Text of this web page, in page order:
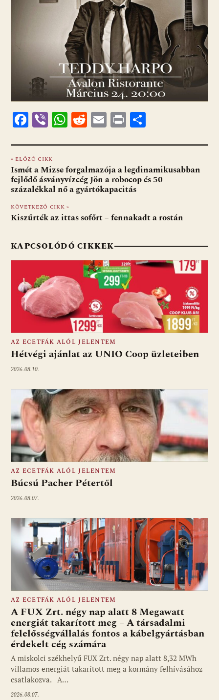
F
e
b
o
o
k
Vi
er
W
at
s
A
p
p
R
d
di
t
E
ai
l
Pr
t za
m
e
« ELŐZŐ CIKK
Ismét a Mizse forgalmazója a legdinamikusabban
fejlődő ásványvízcég Jön a robocop és 50
százalékkal nő a gyártókapacitás
KÖVETKEZŐ CIKK »
Kiszűrték az ittas sofőrt – fennakadt a rostán
KAPCSOLÓDÓ CIKKEK
AZ ECETFÁK ALÓL JELENTEM
Hétvégi ajánlat az UNIO Coop üzleteiben
2026.08.10.
AZ ECETFÁK ALÓL JELENTEM
Búcsú Pacher Pétertől
2026.08.07.
AZ ECETFÁK ALÓL JELENTEM
A FUX Zrt. négy nap alatt 8 Megawatt
energiát takarított meg – A társadalmi
felelősségvállalás fontos a kábelgyártásban
érdekelt cég számára
A miskolci székhelyű FUX Zrt. négy nap alatt 8,32 MWh
villamos energiát takarított meg a kormány felhívásához
csatlakozva. A…
2026.08.07.